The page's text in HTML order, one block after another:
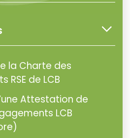
la Charte des
RSE de LCB
Attestation de
LCB